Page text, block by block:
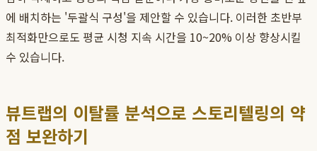
에 배치하는 '두괄식 구성'을 제안할 수 있습니다. 이러한 초반부
최적화만으로도 평균 시청 지속 시간을 10~20% 이상 향상시킬
수 있습니다.
뷰트랩의 이탈률 분석으로 스토리텔링의 약
점 보완하기